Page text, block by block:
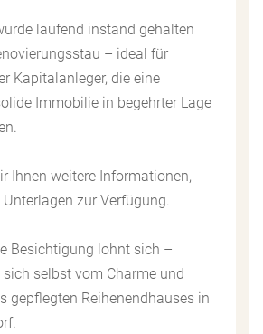
laufend instand gehalten
– ideal für
Kapitalanleger, die eine
Immobilie in begehrter Lage
Ihnen weitere Informationen,
zur Verfügung.
Besichtigung lohnt sich –
sich selbst vom Charme und
gepflegten Reihenendhauses in